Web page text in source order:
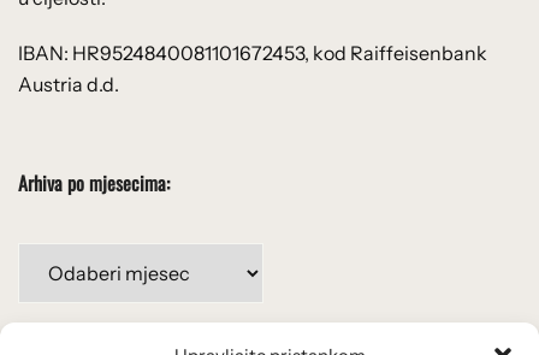
IBAN: HR9524840081101672453, kod Raiffeisenbank
Austria d.d.
Arhiva po mjesecima:
mjesecima: